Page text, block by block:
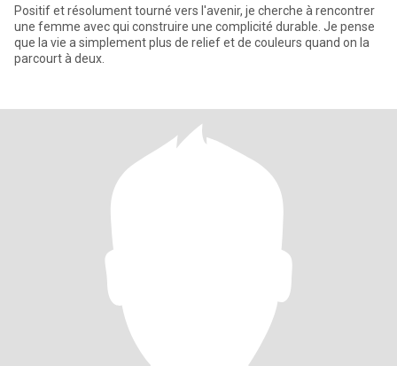
Positif et résolument tourné vers l'avenir, je cherche à rencontrer
une femme avec qui construire une complicité durable. Je pense
que la vie a simplement plus de relief et de couleurs quand on la
parcourt à deux.